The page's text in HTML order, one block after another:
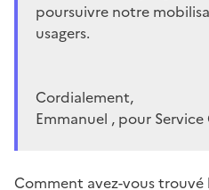
poursuivre notre
usagers.
Cordialement,
Emmanuel , pour
Comment avez-vous trouvé